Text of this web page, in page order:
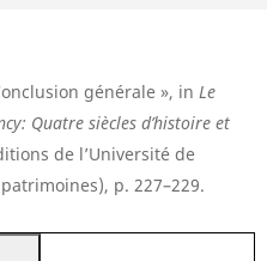
générale », in Le
Quatre siècles d’histoire et
de l’Université de
p. 227–229.